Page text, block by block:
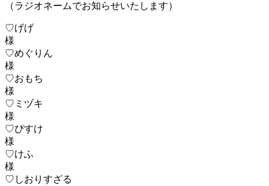
（ラジオネームでお知らせいたします）
♡げげ
♡めぐりん
♡おもち
♡ミヅキ
♡ぴすけ
♡けふ
♡しおりすざる